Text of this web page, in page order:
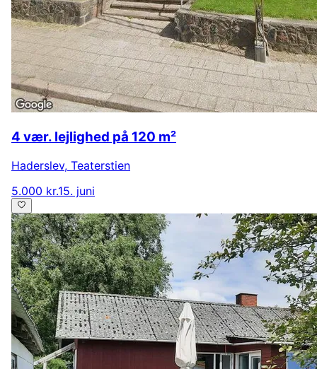
4 vær. lejlighed på 120 m²
Haderslev, Teaterstien
5.000 kr.15. juni